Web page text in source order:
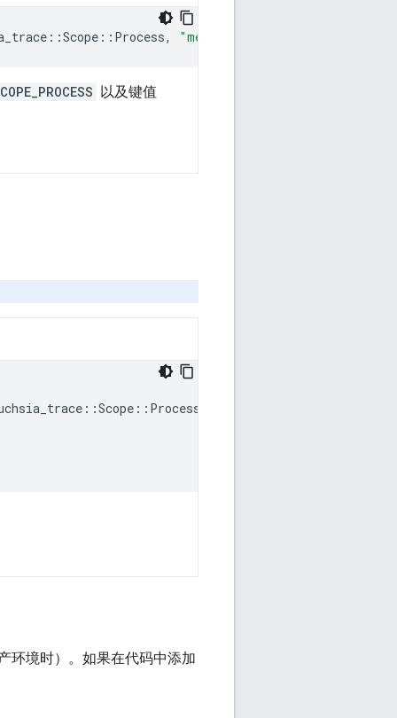
::Scope :: Process, "message"
以及键值
::Scope :: Process
环境时）。如果在代码中添加